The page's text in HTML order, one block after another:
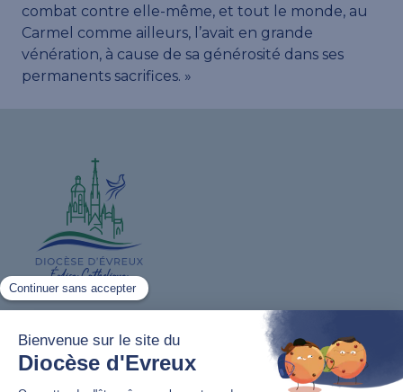
combat contre elle-même, et tout le monde, au
Carmel comme ailleurs, l’avait en grande
vénération, à cause de sa générosité dans ses
permanents sacrifices. »
Lutter contre les violences et agressions
sexuelles
Nous contacter